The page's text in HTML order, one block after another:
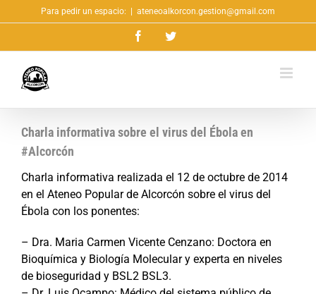
al
Para pedir un espacio: ateneoalkorcon.gestion@gmail.com
FacebookTwitter
Charla informativa sobre el virus del Ébola en
#Alcorcón
Charla informativa realizada el 12 de octubre de 2014
en el Ateneo Popular de Alcorcón sobre el virus del
Ébola con los ponentes:
– Dra. Maria Carmen Vicente Cenzano: Doctora en
Bioquímica y Biología Molecular y experta en niveles
de bioseguridad y BSL2 BSL3.